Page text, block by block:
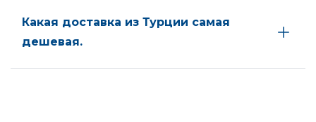
Какая доставка из Турции самая
дешевая.